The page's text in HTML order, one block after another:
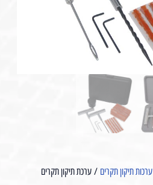
ערכות תיקון תקרים / ערכת תיקון תקרים